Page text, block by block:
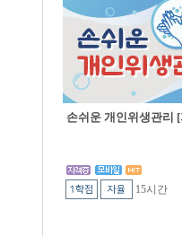
손쉬운 개인위생관리
15시간